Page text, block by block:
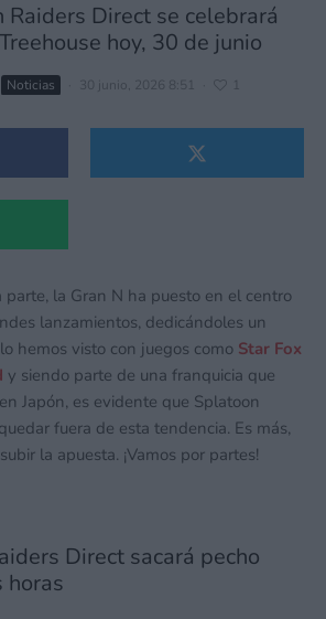
Raiders Direct se celebrará
hoy, 30 de junio
Noticias 30 junio, 2026 8:51 1
parte, la Gran N ha puesto en el centro
lanzamientos, dedicándoles un
hemos visto con juegos como Star Fox
y siendo parte de una franquicia que
Japón, es evidente que Splatoon
fuera de esta tendencia. Es más,
la apuesta. ¡Vamos por partes!
Direct sacará pecho
horas